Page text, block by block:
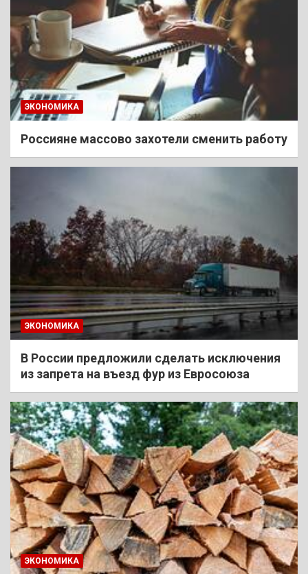
ЭКОНОМИКА
Россияне массово захотели сменить работу
ЭКОНОМИКА
В России предложили сделать исключения
из запрета на въезд фур из Евросоюза
ЭКОНОМИКА